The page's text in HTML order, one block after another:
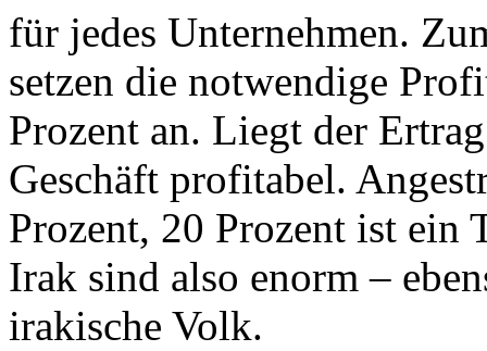
für jedes Unternehmen.
setzen die notwendige
Prozent an. Liegt der
Geschäft profitabel.
Prozent, 20 Prozent ist ein
Irak sind also enorm –
irakische Volk.